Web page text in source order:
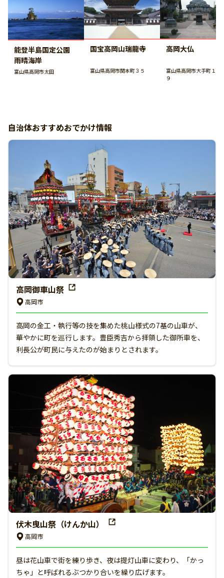
能登半島国定公園
雨晴海岸
富山県高岡市太田
国宝高岡山瑞龍寺
富山県高岡市関本町３５
高岡大仏
富山県高岡市大手町１１
９
自治体おすすめおでかけ情報
高岡御車山祭
高岡市
高岡の金工・執行等の技を集めた桃山様式の7基の山車が、
華やかに町を巡行します。豊臣秀吉から拝領した御所車を、
利長公が町民に与えたのが始まりとされます。
伏木曳山祭（けんか山）
高岡市
昼は花山車で街を練り歩き、夜は提灯山車に変わり、「かっ
ちゃ」と呼ばれるぶつかり合いを繰り広げます。